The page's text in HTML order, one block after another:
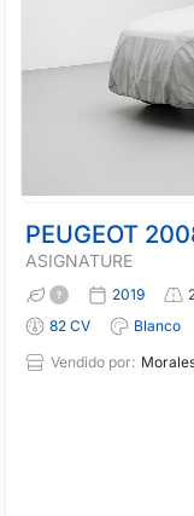
PEUGEOT
ASIGNATURE
2019
82 CV
Blanco
Vendido por: